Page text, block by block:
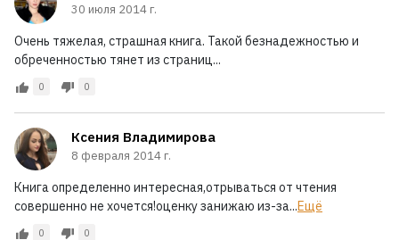
30 июля 2014 г.
Очень тяжелая, страшная книга. Такой безнадежностью и
обреченностью тянет из страниц...
0 0
Ксения Владимирова
8 февраля 2014 г.
Книга определенно интересная,отрываться от чтения
совершенно не хочется!оценку занижаю из-за...Ещё
0 0